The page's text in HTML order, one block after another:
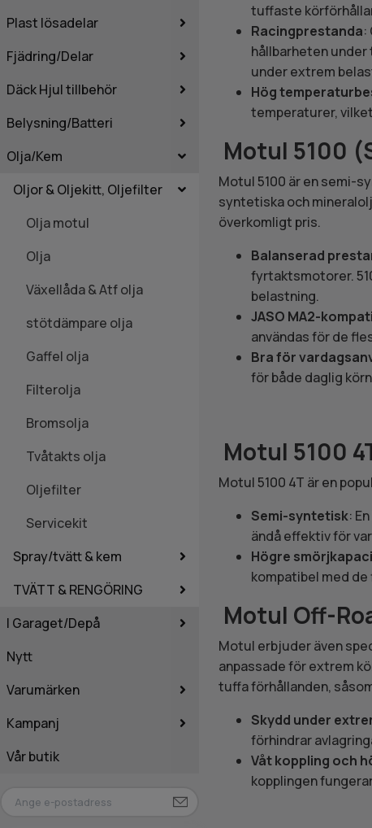
Plast lösadelar
Fjädring/Delar
Däck Hjul tillbehör
Belysning/Batteri
Olja/Kem
Oljor & Oljekitt, Oljefilter
Olja motul
Olja
Växellåda & Atf olja
stötdämpare olja
Gaffel olja
Filterolja
Bromsolja
Tvåtakts olja
Oljefilter
Servicekit
Spray/tvätt & kem
TVÄTT & RENGÖRING
I Garaget/Depå
Nytt
Varumärken
Kampanj
Vår butik
tuffaste
Racingprestanda:
hållbarheten
under extrem
Hög
temperaturer,
Motul 5100
Motul 5100 är en semi-
syntetiska och
överkomligt pris.
Balanserad
fyrtaktsmotorer.
belastning.
JASO MA2-
användas för de
Bra för
för både daglig
Motul 5100
Motul 5100 4T är en
Semi-syntetisk:
ändå effektiv för
Högre
kompatibel med
Motul Off-
Motul erbjuder även
anpassade för extrem
tuffa förhållanden,
Skydd under
förhindrar
Våt koppling och
kopplingen